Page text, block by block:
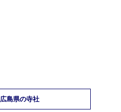
広島県の寺社